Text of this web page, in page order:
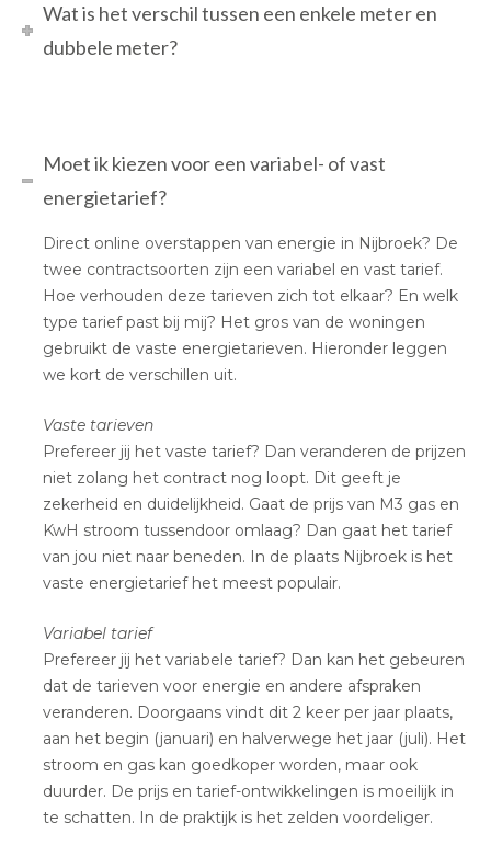
Wat is het verschil tussen een enkele meter en
dubbele meter?
Moet ik kiezen voor een variabel- of vast
energietarief?
Direct online overstappen van energie in Nijbroek? De
twee contractsoorten zijn een variabel en vast tarief.
Hoe verhouden deze tarieven zich tot elkaar? En welk
type tarief past bij mij? Het gros van de woningen
gebruikt de vaste energietarieven. Hieronder leggen
we kort de verschillen uit.
Vaste tarieven
Prefereer jij het vaste tarief? Dan veranderen de prijzen
niet zolang het contract nog loopt. Dit geeft je
zekerheid en duidelijkheid. Gaat de prijs van M3 gas en
KwH stroom tussendoor omlaag? Dan gaat het tarief
van jou niet naar beneden. In de plaats Nijbroek is het
vaste energietarief het meest populair.
Variabel tarief
Prefereer jij het variabele tarief? Dan kan het gebeuren
dat de tarieven voor energie en andere afspraken
veranderen. Doorgaans vindt dit 2 keer per jaar plaats,
aan het begin (januari) en halverwege het jaar (juli). Het
stroom en gas kan goedkoper worden, maar ook
duurder. De prijs en tarief-ontwikkelingen is moeilijk in
te schatten. In de praktijk is het zelden voordeliger.